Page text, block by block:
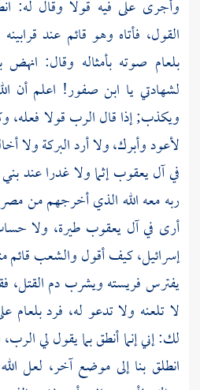
وأجرى على فيه قولا وقال له:
القول، فأتاه وهو قائم عند
بلعام صوته بأمثاله وقال:
لشهادتي يا ابن صفور! اعلم أن
ويكذب; إذا قال الرب قولا فعله،
لأعود وأبرك، ولا أرد البركة
في آل يعقوب إثما ولا غدرا عند بني
ربه معه الله الذي أخرجهم من
أرى في آل يعقوب طيرة، ولا
إسرائيل، كيف أقول والشعب
يفترس فريسته ويشرب دم القتل،
لا تلعنه ولا تدعو له، فردبلعام
لك: إني إنما أنطق بما يقول لي
انطلق بنا إلى موضع آخر، لعل